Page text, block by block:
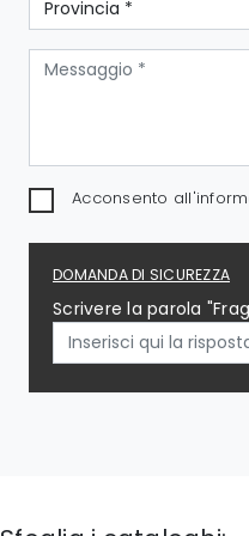
Acconsento
DOMANDA DI SICUREZZA
Scrivere la parola